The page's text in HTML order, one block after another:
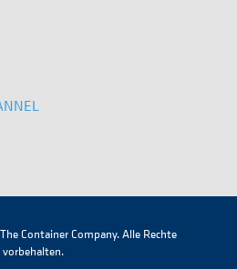
Container Company. Alle Rechte
vorbehalten.